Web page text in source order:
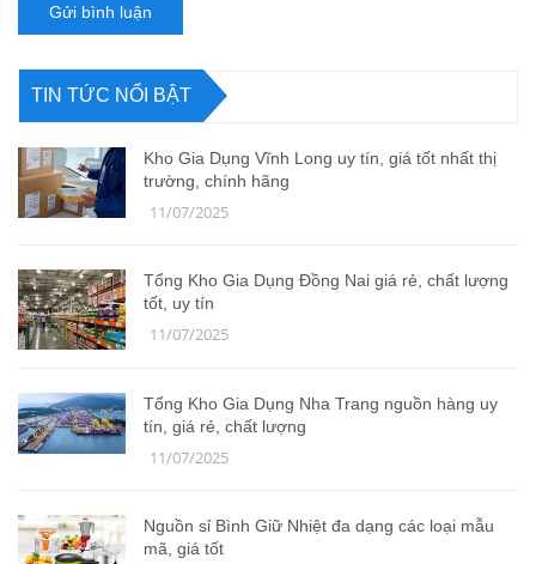
Gửi bình luận
TIN TỨC NỔI BẬT
Kho Gia Dụng Vĩnh Long uy tín, giá tốt nhất thị
trường, chính hãng
11/07/2025
Tổng Kho Gia Dụng Đồng Nai giá rẻ, chất lượng
tốt, uy tín
11/07/2025
Tổng Kho Gia Dụng Nha Trang nguồn hàng uy
tín, giá rẻ, chất lượng
11/07/2025
Nguồn sỉ Bình Giữ Nhiệt đa dạng các loại mẫu
mã, giá tốt